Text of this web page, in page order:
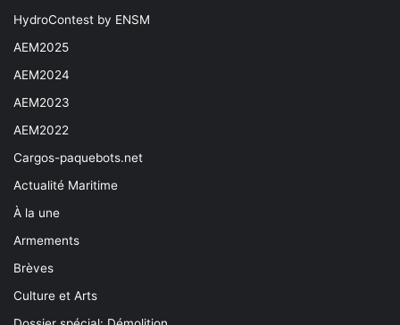
HydroContest by ENSM
AEM2025
AEM2024
AEM2023
AEM2022
Cargos-paquebots.net
Actualité Maritime
À la une
Armements
Brèves
Culture et Arts